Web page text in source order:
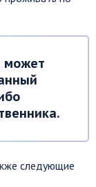
может
следующие